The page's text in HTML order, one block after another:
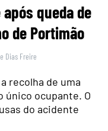
queda de
de Portimão
Dias Freire
recolha de uma
único ocupante. O
do acidente